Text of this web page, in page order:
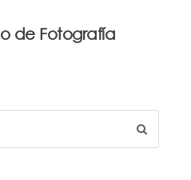
de Fotografía